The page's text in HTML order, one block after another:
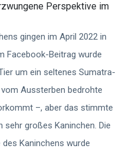
Perspektive im
gingen im April 2022 in
Facebook-Beitrag wurde
um ein seltenes Sumatra-
Aussterben bedrohte
–, aber das stimmte
sehr großes Kaninchen. Die
Kaninchens wurde